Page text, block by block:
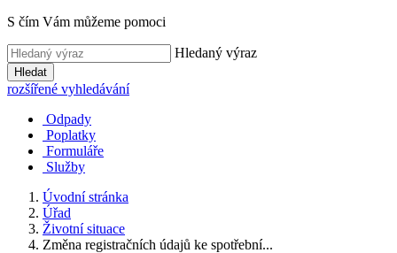
S čím Vám můžeme pomoci
Hledaný výraz
Hledat
rozšířené vyhledávání
Odpady
Poplatky
Formuláře
Služby
Úvodní stránka
Úřad
Životní situace
Změna registračních údajů ke spotřební...